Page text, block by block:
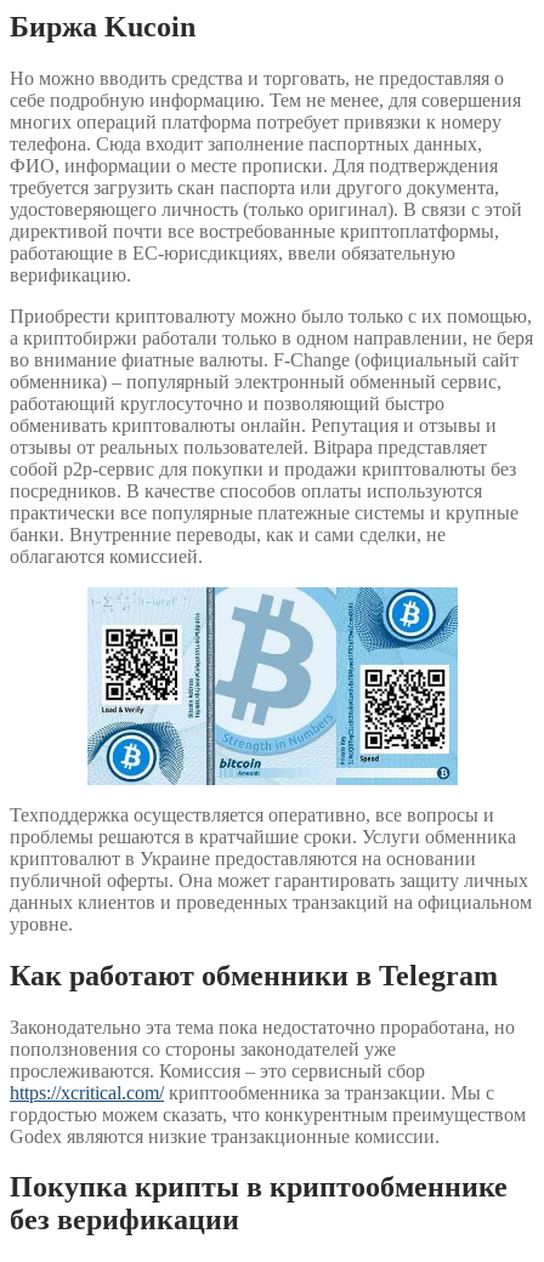
Биржа Kucoin
Но можно вводить средства и торговать, не предоставляя о
себе подробную информацию. Тем не менее, для совершения
многих операций платформа потребует привязки к номеру
телефона. Сюда входит заполнение паспортных данных,
ФИО, информации о месте прописки. Для подтверждения
требуется загрузить скан паспорта или другого документа,
удостоверяющего личность (только оригинал). В связи с этой
директивой почти все востребованные криптоплатформы,
работающие в ЕС-юрисдикциях, ввели обязательную
верификацию.
Приобрести криптовалюту можно было только с их помощью,
а криптобиржи работали только в одном направлении, не беря
во внимание фиатные валюты. F-Change (официальный сайт
обменника) – популярный электронный обменный сервис,
работающий круглосуточно и позволяющий быстро
обменивать криптовалюты онлайн. Репутация и отзывы и
отзывы от реальных пользователей. Bitpapa представляет
собой p2p-сервис для покупки и продажи криптовалюты без
посредников. В качестве способов оплаты используются
практически все популярные платежные системы и крупные
банки. Внутренние переводы, как и сами сделки, не
облагаются комиссией.
Техподдержка осуществляется оперативно, все вопросы и
проблемы решаются в кратчайшие сроки. Услуги обменника
криптовалют в Украине предоставляются на основании
публичной оферты. Она может гарантировать защиту личных
данных клиентов и проведенных транзакций на официальном
уровне.
Как работают обменники в Telegram
Законодательно эта тема пока недостаточно проработана, но
поползновения со стороны законодателей уже
прослеживаются. Комиссия – это сервисный сбор
https://xcritical.com/криптообменника за транзакции. Мы с
гордостью можем сказать, что конкурентным преимуществом
Godex являются низкие транзакционные комиссии.
Покупка крипты в криптообменнике
без верификации